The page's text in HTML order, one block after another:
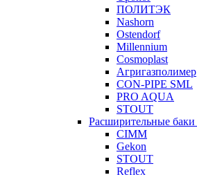
ПОЛИТЭК
Nashorn
Ostendorf
Millennium
Cosmoplast
Агригазполимер
CON-PIPE SML
PRO AQUA
STOUT
Расширительные баки
CIMM
Gekon
STOUT
Reflex